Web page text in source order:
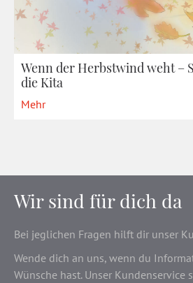
Wenn der Herbstwind weht –
die Kita
Mehr
Wir sind für dich da
Bei jeglichen Fragen hilft dir unser
Wende dich an uns, wenn du
Wünsche hast. Unser